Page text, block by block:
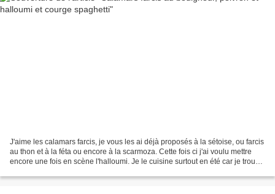
J'aime les calamars farcis, je vous les ai déjà proposés à la sétoise, ou farcis
au thon et à la féta ou encore à la scarmoza. Cette fois ci j'ai voulu mettre
encore une fois en scène l'halloumi. Je le cuisine surtout en été car je trouve